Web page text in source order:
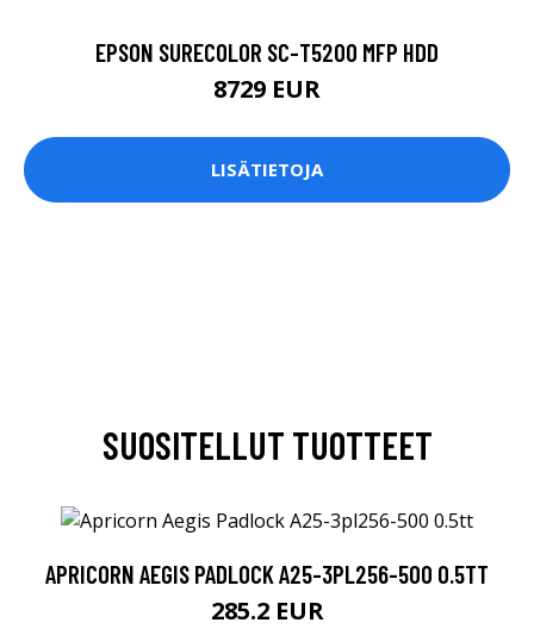
EPSON SURECOLOR SC-T5200 MFP HDD
8729 EUR
LISÄTIETOJA
SUOSITELLUT TUOTTEET
APRICORN AEGIS PADLOCK A25-3PL256-500 0.5TT
285.2 EUR